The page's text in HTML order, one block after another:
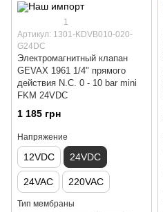
1
Артикул: 1301-KDVB010-020-
G24DC
Электромагнитный клапан
GEVAX 1961 1/4" прямого
действия N.C. 0 - 10 bar mini
FKM 24VDC
1 185 грн
Напряжение
12VDC 24VDC
24VAC 220VAC
Тип мембраны